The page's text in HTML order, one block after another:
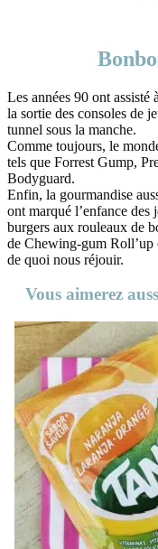
Les années 90 ont
la sortie des consoles de
tunnel sous la manche.
Comme toujours, le
tels que Forrest Gump,
Bodyguard.
Enfin, la gourmandise
ont marqué l’enfance des
burgers aux rouleaux de
de Chewing-gum Roll’up
de quoi nous réjouir.
Vous aimerez